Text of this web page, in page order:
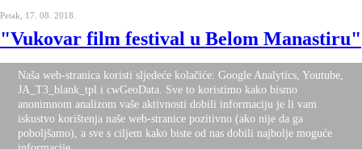
Petak, 17. 08. 2018.
"Vukovar film festival u Belom Manastiru"
Nalazite se ovdje:Naslovnica Programi i projekti
Volonterski centar
Desktop Version
Naša web-stranica koristi sljedeće kolačiće: Google Analytics, Youtube,
JA_T3_blank_tpl i cwGeoData. Sve to koristimo kako bismo
anonimnom analizom vaše aktivnosti dobili informaciju je li vam
iskustvo korištenja naše web-stranice pozitivno (ako nije da ga
poboljšamo), a sve s ciljem kako biste od nas dobili najbolje moguće